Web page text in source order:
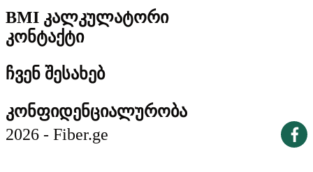
BMI კალკულატორი
კონტაქტი
ჩვენ შესახებ
კონფიდენციალურობა
2026 - Fiber.ge